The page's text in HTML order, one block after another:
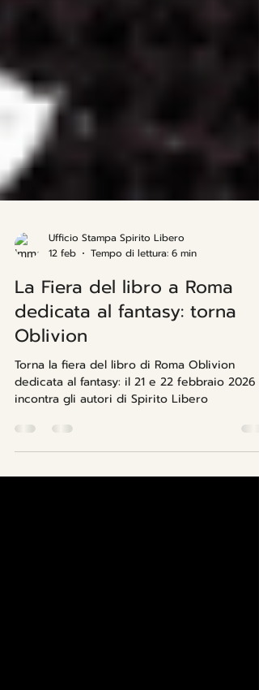
Ufficio Stampa Spirito Libero
12 feb
Tempo di lettura: 6 min
La Fiera del libro a Roma
dedicata al fantasy: torna
Oblivion
dedicata al fantasy: il 21 e 22 febbraio 2026
incontra gli autori di Spirito Libero